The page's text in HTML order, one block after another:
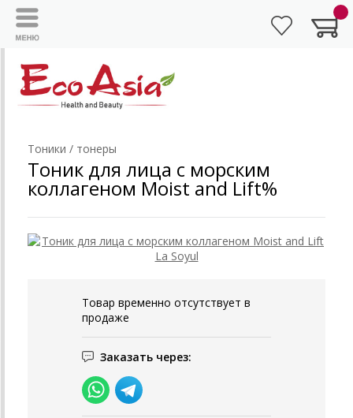
Тоники / тонеры
Тоник для лица с морским
коллагеном Moist and Lift%
Товар временно отсутствует в
продаже
Заказать через: